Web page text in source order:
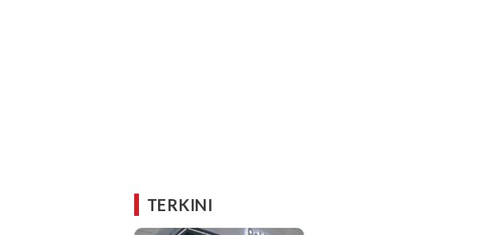
TERKINI